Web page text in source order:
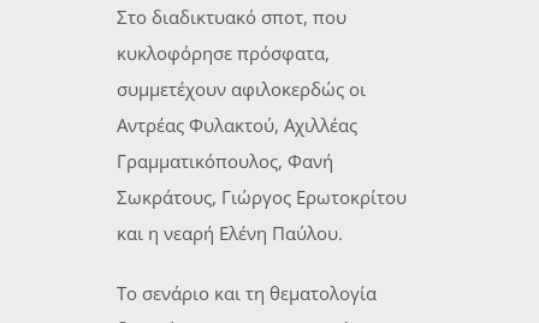
Στο διαδικτυακό σποτ, που
κυκλοφόρησε πρόσφατα,
συμμετέχουν αφιλοκερδώς οι
Αντρέας Φυλακτού, Αχιλλέας
Γραμματικόπουλος, Φανή
Σωκράτους, Γιώργος Ερωτοκρίτου
και η νεαρή Ελένη Παύλου.
Tο σενάριο και τη θεματολογία